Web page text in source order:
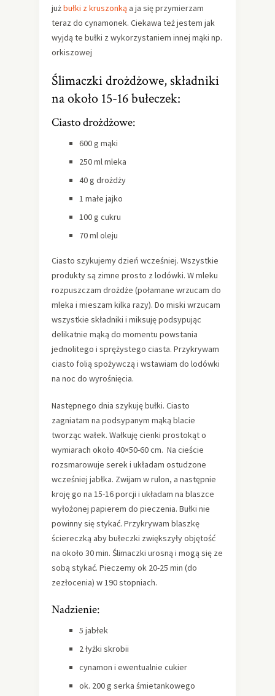
jużbułki z kruszonką a ja się przymierzam
teraz do cynamonek. Ciekawa też jestem jak
wyjdą te bułki z wykorzystaniem innej mąki np.
orkiszowej
Ślimaczki drożdżowe, składniki
na około 15-16 bułeczek:
Ciasto drożdżowe:
600 g mąki
250 ml mleka
40 g drożdży
1 małe jajko
100 g cukru
70 ml oleju
Ciasto szykujemy dzień wcześniej. Wszystkie
produkty są zimne prosto z lodówki. W mleku
rozpuszczam drożdże (połamane wrzucam do
mleka i mieszam kilka razy). Do miski wrzucam
wszystkie składniki i miksuję podsypując
delikatnie mąką do momentu powstania
jednolitego i sprężystego ciasta. Przykrywam
ciasto folią spożywczą i wstawiam do lodówki
na noc do wyrośnięcia.
Następnego dnia szykuję bułki. Ciasto
zagniatam na podsypanym mąką blacie
tworząc wałek. Wałkuję cienki prostokąt o
wymiarach około 40×50-60 cm. Na cieście
rozsmarowuje serek i układam ostudzone
wcześniej jabłka. Zwijam w rulon, a następnie
kroję go na 15-16 porcji i układam na blaszce
wyłożonej papierem do pieczenia. Bułki nie
powinny się stykać. Przykrywam blaszkę
ściereczką aby bułeczki zwiększyły objętość
na około 30 min. Ślimaczki urosną i mogą się ze
sobą stykać. Pieczemy ok 20-25 min (do
zezłocenia) w 190 stopniach.
Nadzienie:
5 jabłek
2 łyżki skrobii
cynamon i ewentualnie cukier
ok. 200 g serka śmietankowego